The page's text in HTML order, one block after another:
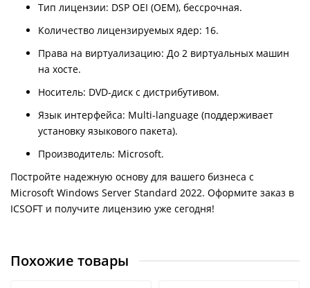
Тип лицензии: DSP OEI (OEM), бессрочная.
Количество лицензируемых ядер: 16.
Права на виртуализацию: До 2 виртуальных машин
на хосте.
Носитель: DVD-диск с дистрибутивом.
Язык интерфейса: Multi-language (поддерживает
установку языкового пакета).
Производитель: Microsoft.
Постройте надежную основу для вашего бизнеса с
Microsoft Windows Server Standard 2022. Оформите заказ в
ICSOFT и получите лицензию уже сегодня!
Похожие товары